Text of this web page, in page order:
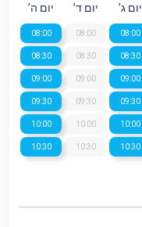
יום ג’
08:00
08:30
09:00
09:30
10:00
10:30
יום ד’
08:00
08:30
09:00
09:30
10:00
10:30
יום ה’
08:00
08:30
09:00
09:30
10:00
10:30